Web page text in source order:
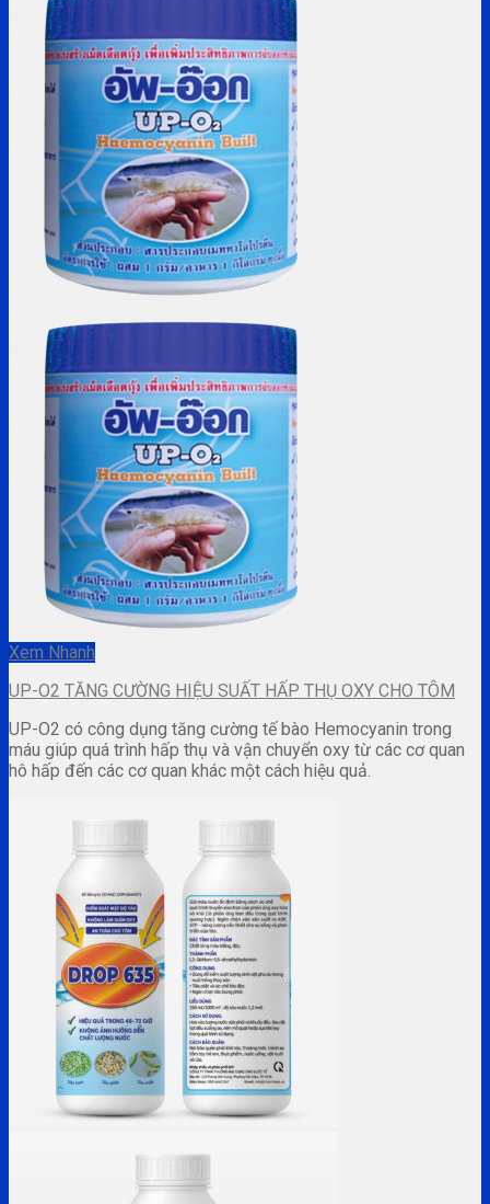
Xem Nhanh
UP-O2 TĂNG CƯỜNG HIỆU SUẤT HẤP THỤ OXY CHO TÔM
UP-O2 có công dụng tăng cường tế bào Hemocyanin trong
máu giúp quá trình hấp thụ và vận chuyển oxy từ các cơ quan
hô hấp đến các cơ quan khác một cách hiệu quả.